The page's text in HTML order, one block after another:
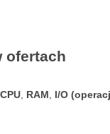
ofertach
CPU RAM
I/O